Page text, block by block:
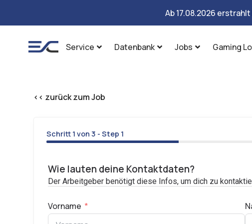
Ab 17.08.2026
Service Datenbank Jobs Gaming
<< zurück zum Job
Schritt 1 von 3 - Step 1
33%
Wie lauten deine Kontaktdaten?
Der Arbeitgeber benötigt diese Infos, um dich zu
Vorname